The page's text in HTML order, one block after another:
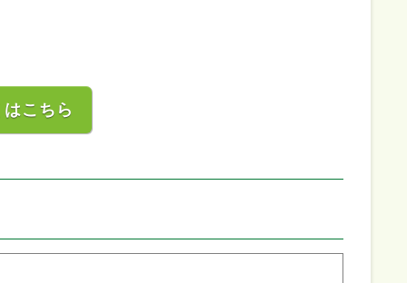
こちら